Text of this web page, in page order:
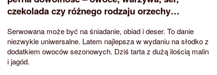
czekolada czy różnego rodzaju orzechy…
Serwowana może być na śniadanie, obiad i deser. To danie
niezwykle uniwersalne. Latem najlepsza w wydaniu na słodko z
dodatkiem owoców sezonowych. Dziś tarta z dużą ilością malin
i jagód.